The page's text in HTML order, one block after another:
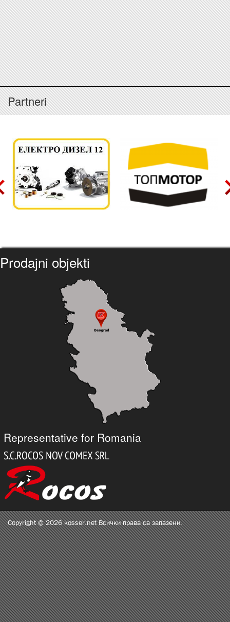
Partneri
Prodajni objekti
Representative for Romania
Copyright © 2026 kosser.net Всички права са запазени.